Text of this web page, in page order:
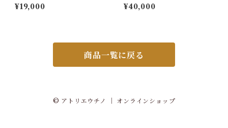
¥19,000 ¥40,000
商品一覧に戻る
© アトリエウチノ ｜ オンラインショップ